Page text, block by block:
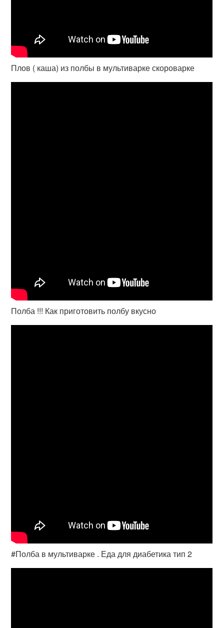
Плов ( каша) из полбы в мультиварке скороварке
Полба !!! Как приготовить полбу вкусно
#Полба в мультиварке . Еда для диабетика тип 2